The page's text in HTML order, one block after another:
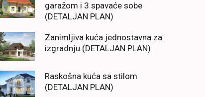
garažom i 3 spavaće sobe
(DETALJAN PLAN)
Zanimljiva kuća jednostavna za
izgradnju (DETALJAN PLAN)
Raskošna kuća sa stilom
(DETALJAN PLAN)